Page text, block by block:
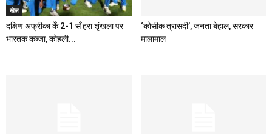
खेल
दक्षिण अफ्रीका केँ 2-1 सँ हरा शृंखला पर
भारतक कब्जा, कोहली...
‘कोसीक त्रासदी’, जनता बेहाल, सरकार
मालामाल